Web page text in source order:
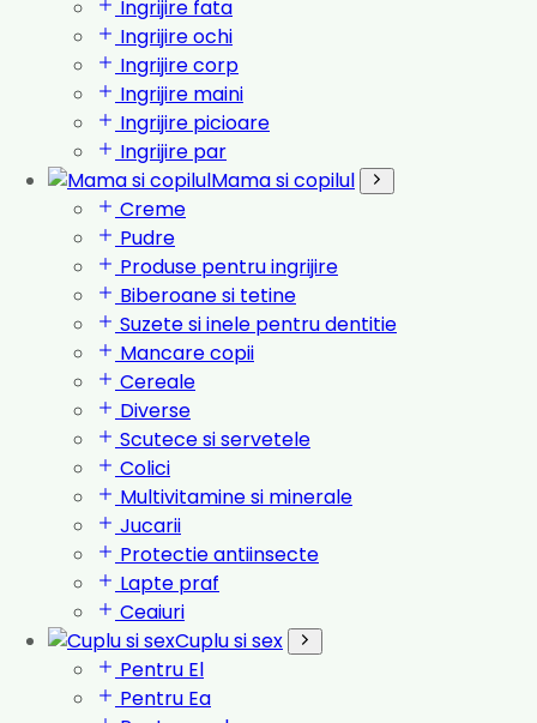
Ingrijire fata
Ingrijire ochi
Ingrijire corp
Ingrijire maini
Ingrijire picioare
Ingrijire par
Mama si copilul
Creme
Pudre
Produse pentru ingrijire
Biberoane si tetine
Suzete si inele pentru dentitie
Mancare copii
Cereale
Diverse
Scutece si servetele
Colici
Multivitamine si minerale
Jucarii
Protectie antiinsecte
Lapte praf
Ceaiuri
Cuplu si sex
Pentru El
Pentru Ea